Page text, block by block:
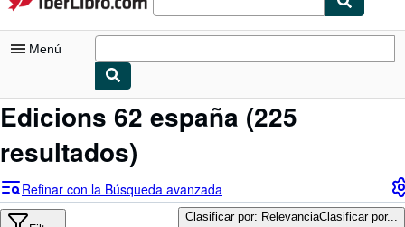
Menú
Mi cuenta
Consultar mis pedidos
Cerrar sesión
Búsqueda avanzada
Edicions 62 españa (225
resultados)
Refinar con la Búsqueda avanzada
Clasificar por: RelevanciaClasificar por...